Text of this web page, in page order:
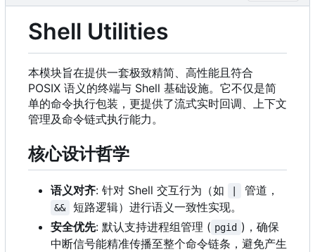
Shell Utilities
本模块旨在提供一套极致精简、高性能且符合
POSIX 语义的终端与 Shell 基础设施。它不仅是简
单的命令执行包装，更提供了流式实时回调、上下文
管理及命令链式执行能力。
核心设计哲学
语义对齐: 针对 Shell 交互行为（如 管道，
&&
短路逻辑）进行语义一致性实现。
安全优先: 默认支持进程组管理 ( pgid )，确保
中断信号能精准传播至整个命令链条，避免产生